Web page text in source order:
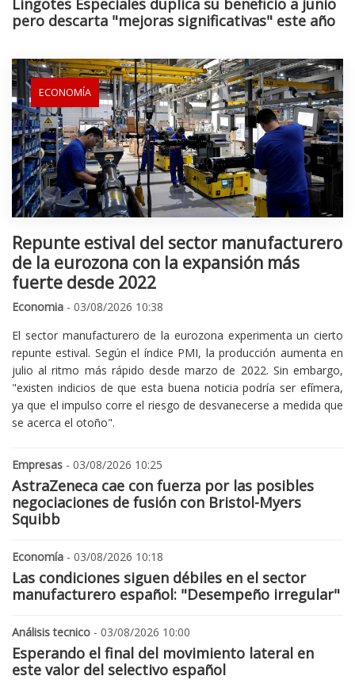
Lingotes Especiales duplica su beneficio a junio
pero descarta "mejoras significativas" este año
ECONOMÍA
Repunte estival del sector manufacturero
de la eurozona con la expansión más
fuerte desde 2022
Economia - 03/08/2026 10:38
El sector manufacturero de la eurozona experimenta un cierto
repunte estival. Según el índice PMI, la producción aumenta en
julio al ritmo más rápido desde marzo de 2022. Sin embargo,
"existen indicios de que esta buena noticia podría ser efímera,
ya que el impulso corre el riesgo de desvanecerse a medida que
se acerca el otoño".
Empresas - 03/08/2026 10:25
AstraZeneca cae con fuerza por las posibles
negociaciones de fusión con Bristol-Myers
Squibb
Economía - 03/08/2026 10:18
Las condiciones siguen débiles en el sector
manufacturero español: "Desempeño irregular"
Análisis tecnico - 03/08/2026 10:00
Esperando el final del movimiento lateral en
este valor del selectivo español